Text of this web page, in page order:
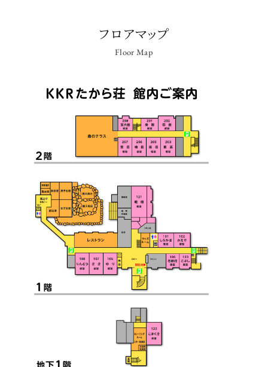
フロアマップ
Floor Map